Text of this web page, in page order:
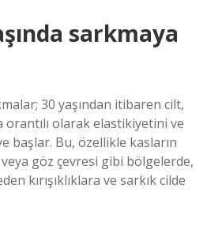
sarkmaya
30 yaşından itibaren cilt,
orantılı olarak elastikiyetini ve
başlar. Bu, özellikle kasların
göz çevresi gibi bölgelerde,
kırışıklıklara ve sarkık cilde